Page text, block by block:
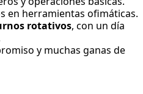
en herramientas ofimáticas.
rotativos, con un día
y muchas ganas de